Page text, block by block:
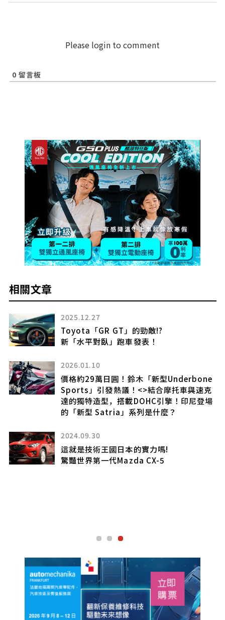
Please login to comment
0 留言板
相關文章
2025.12.27
Toyota「GR GT」的勁敵!?
新「水平對臥」跑車發表！
2026.01.10
價格約29萬日圓！鈴木「新型Underbone
Sports」引發熱議！<>結合摩托車與速克
達的獨特造型，搭載DOHC引擎！印尼登場
的「新型 Satria」系列是什麼？
2024.09.30
這就是技術王國日本的實力嗎!
驚豔世界第一代Mazda CX-5